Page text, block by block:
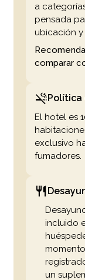
a
pensada
ubicación y
comparar
Política
El hotel es
exclusivo
fumadores.
incluido
un